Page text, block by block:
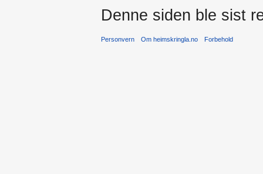
Denne siden ble sist
Personvern Om heimskringla.no Forbehold